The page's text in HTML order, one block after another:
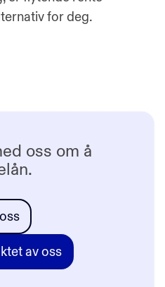
for deg.
oss om å
av oss